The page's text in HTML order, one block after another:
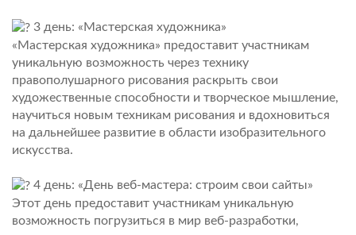
3 день: «Мастерская художника»
«Мастерская художника» предоставит участникам
уникальную возможность через технику
правополушарного рисования раскрыть свои
художественные способности и творческое мышление,
научиться новым техникам рисования и вдохновиться
на дальнейшее развитие в области изобразительного
искусства.
4 день: «День веб-мастера: строим свои сайты»
Этот день предоставит участникам уникальную
возможность погрузиться в мир веб-разработки,